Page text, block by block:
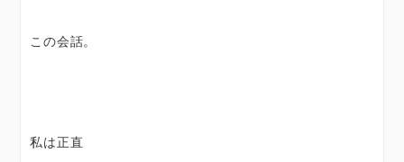
この会話。
私は正直